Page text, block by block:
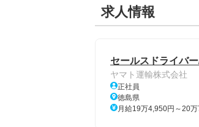
求人情報
セールスドライバ
ヤマト運輸株式会社
正社員
徳島県
月給19万4,950円～20